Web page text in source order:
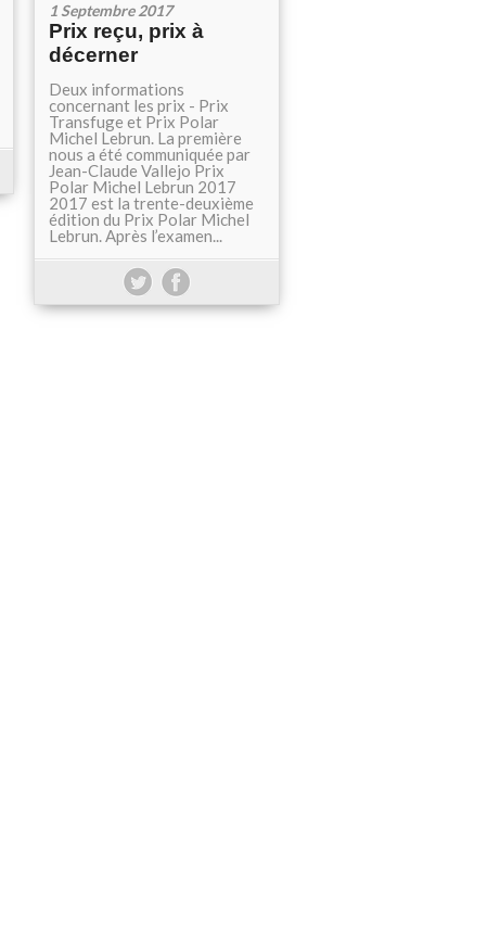
1 Septembre 2017
Prix reçu, prix à
décerner
Deux informations
concernant les prix - Prix
Transfuge et Prix Polar
Michel Lebrun. La première
nous a été communiquée par
Jean-Claude Vallejo Prix
Polar Michel Lebrun 2017
2017 est la trente-deuxième
édition du Prix Polar Michel
Lebrun. Après l’examen...